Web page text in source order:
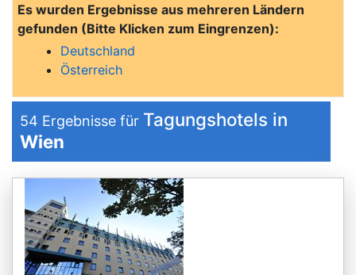
Es wurden Ergebnisse aus mehreren Ländern
gefunden (Bitte Klicken zum Eingrenzen):
Deutschland
Österreich
54 Ergebnisse für Tagungshotels in
Wien